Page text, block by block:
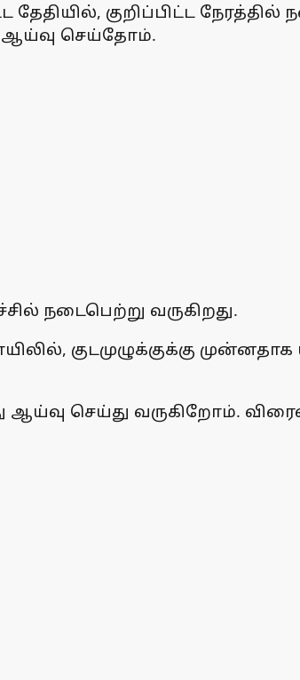
தேதியில், குறிப்பிட்ட
ஆய்வு செய்தோம்.
நடைபெற்று வருகிறது.
குடமுழுக்குக்கு
ஆய்வு செய்து வருகிறோம்.